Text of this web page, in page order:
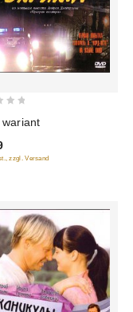
wariant
zzgl. Versand